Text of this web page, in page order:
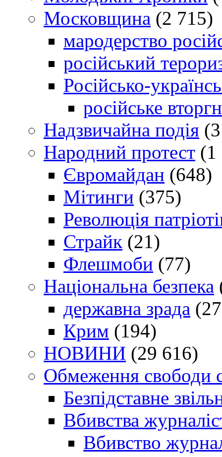
Московщина (2 715)
мародерство
російський
Російсько-
російське
Надзвичайна подія
Народний протест (1
Євромайдан (648)
Мітинги (375)
Революція
Страйк (21)
Флешмоби (77)
Національна безпека
державна зрада
Крим (194)
НОВИНИ (29 616)
Обмеження свободи
Безпідставне
Вбивства
Вбивство